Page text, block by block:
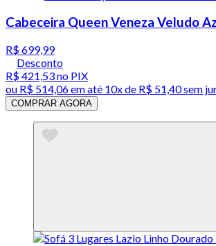
Cabeceira Queen Veneza Veludo
R$ 699,99
Desconto
R$ 421,53no PIX
ou R$ 514,06em até 10x de R$ 51,40 sem
COMPRAR AGORA